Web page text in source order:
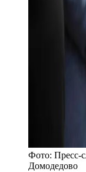
Фото: Пресс-
Домодедово